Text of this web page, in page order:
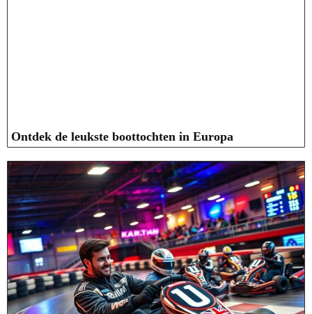
Ontdek de leukste boottochten in Europa